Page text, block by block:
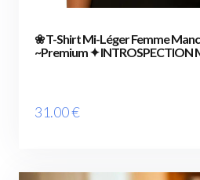
❀ T-Shirt Mi-Léger Femme
~Premium ✦ INTROSPECTION
31.00€